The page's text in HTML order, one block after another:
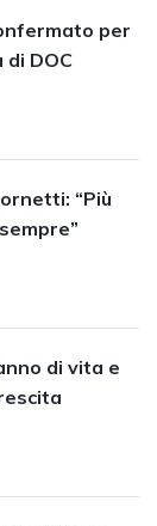
per
DOC
“Più
di vita e